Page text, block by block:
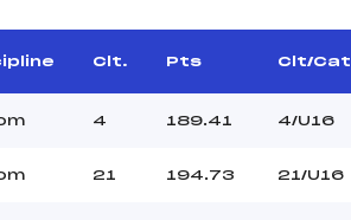
Clt. Pts Clt/Cat
4 189.41 4/U16
21 194.73 21/U16